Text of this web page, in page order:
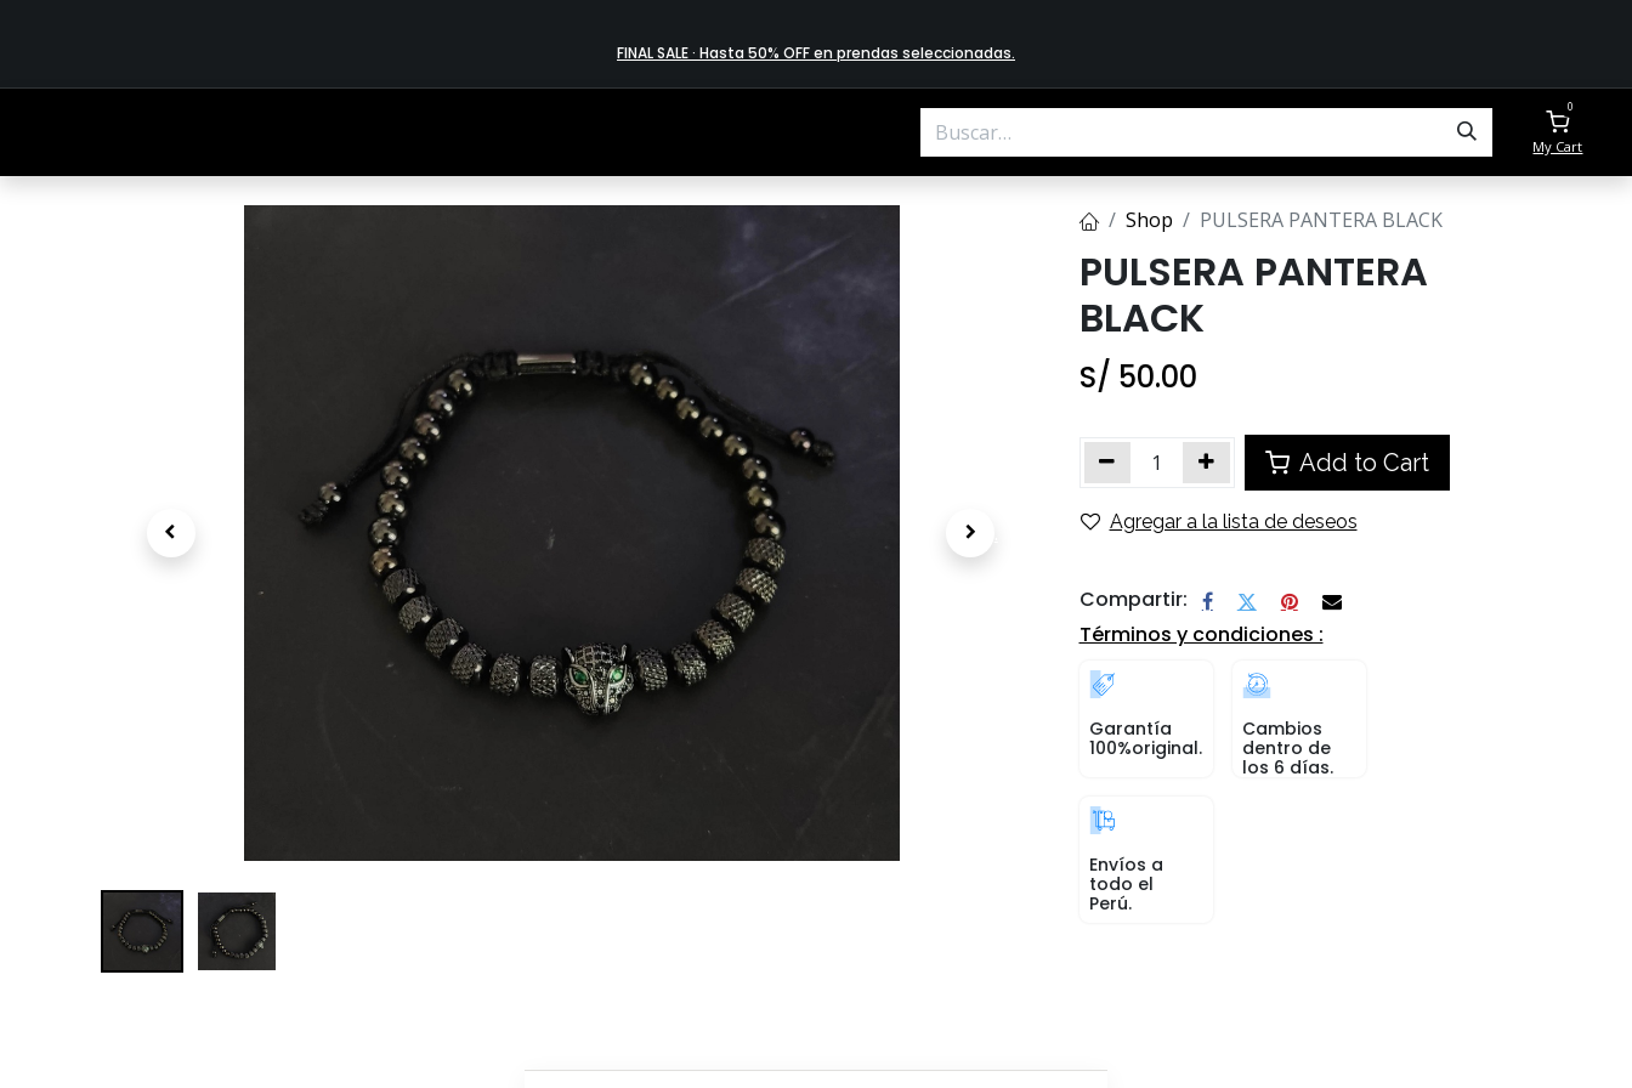
FINAL SALE · Hasta 50% OFF en prendas​ selecciona​das.
0
My Cart
Shop PULSERA PANTERA BLACK
PULSERA PANTERA
BLACK
S/ 50.00
Add to Cart
Agregar a la lista de deseos
Compartir:
Términos y condiciones :
Garantía
100%original.
Cambios
dentro de
los 6 días.
Envíos a
todo el
Perú.